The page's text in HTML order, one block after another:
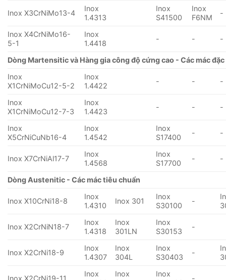
Inox X3CrNiMo13-4
Inox
1.4313
Inox
S41500
Inox
F6NM
-
Inox X4CrNiMo16-
5-1
Inox
1.4418
- - -
Dòng Martensitic và Hàng gia công độ cứng cao - Các mác
Inox
X1CrNiMoCu12-5-2
Inox
1.4422
- - -
Inox
X1CrNiMoCu12-7-3
Inox
1.4423
- - -
Inox
X5CrNiCuNb16-4
Inox
1.4542
Inox
S17400
- -
Inox X7CrNiAl17-7
Inox
1.4568
Inox
S17700
- -
Dòng Austenitic - Các mác tiêu chuẩn
Inox X10CrNi18-8
Inox
1.4310
Inox 301
Inox
S30100
-
Inox X2CrNiN18-7
Inox
1.4318
Inox
301LN
Inox
S30153
-
Inox X2CrNi18-9
Inox
1.4307
Inox
304L
Inox
S30403
-
Inox X2CrNi19-11
Inox
Inox
Inox
-